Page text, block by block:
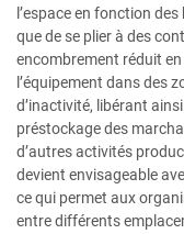
l’espace en fonction
que de se plier à des
encombrement réduit
l’équipement dans des
d’inactivité, libérant
préstockage des
d’autres activités
devient envisageable
ce qui permet aux
entre différents